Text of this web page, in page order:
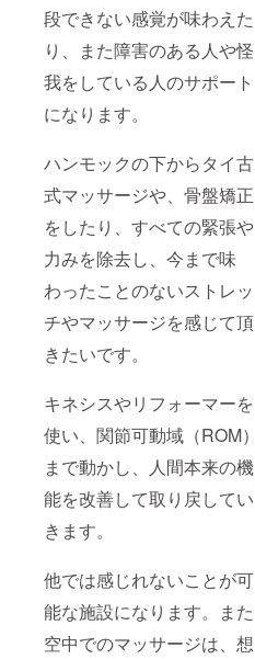
段できない感覚が味わえた
り、また障害のある人や怪
我をしている人のサポート
になります。
ハンモックの下からタイ古
式マッサージや、骨盤矯正
をしたり、すべての緊張や
力みを除去し、今まで味
わったことのないストレッ
チやマッサージを感じて頂
きたいです。
キネシスやリフォーマーを
使い、関節可動域（ROM）
まで動かし、人間本来の機
能を改善して取り戻してい
きます。
他では感じれないことが可
能な施設になります。また
空中でのマッサージは、想